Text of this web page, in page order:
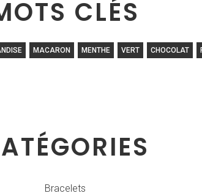
CLÉS
MACARON MENTHE VERT CHOCOLAT
Bracelets